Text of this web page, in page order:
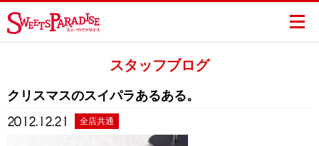
スタッフブログ
クリスマスのスイパラあるある。
2012.12.21 全店共通